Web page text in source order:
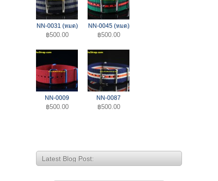
NN-0031 (หมด)
฿500.00
NN-0045 (หมด)
฿500.00
NN-0009
฿500.00
NN-0087
฿500.00
Latest Blog Post: